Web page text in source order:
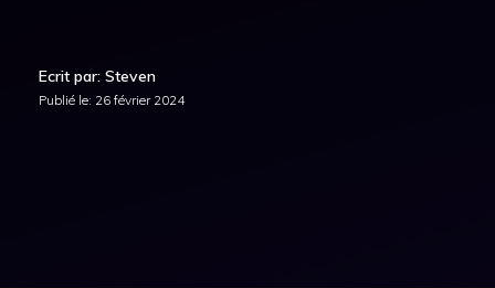
Ecrit par: Steven
Publié le: 26 février 2024